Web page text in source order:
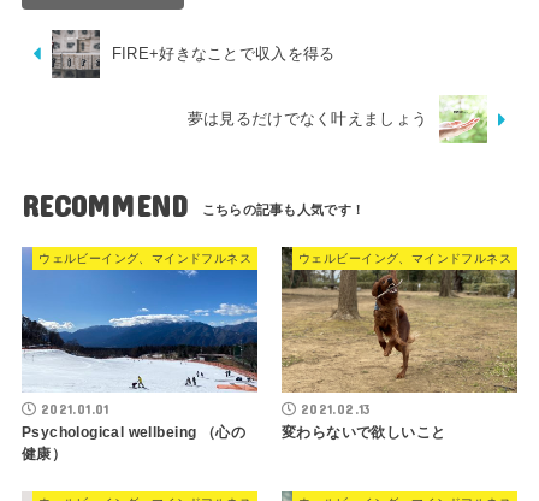
FIRE+好きなことで収入を得る
夢は見るだけでなく叶えましょう
RECOMMEND
ウェルビーイング、マインドフルネス
2021.01.01
Psychological wellbeing （心の
健康）
ウェルビーイング、マインドフルネス
2021.02.13
変わらないで欲しいこと